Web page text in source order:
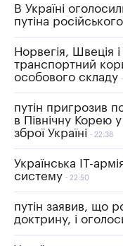
В Україні
путіна
Норвегія, Швеція
транспортний
особового складу
путін пригрозив
в Північну Корею у
зброї Україні
22:38
Українська ІТ-
систему
22:50
путін заявив, що
доктрину, і